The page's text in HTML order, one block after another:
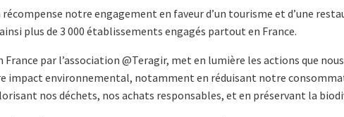
notre engagement en faveur d’un tourisme et d’une
plus de 3 000 établissements engagés partout en France.
France par l’association @Teragir, met en lumière les actions que
impact environnemental, notamment en réduisant notre
nos déchets, nos achats responsables, et en préservant la